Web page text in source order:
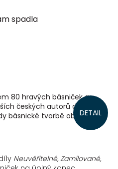
spadla
DETAIL
80 hravých básniček a
českých autorů dětské
básnické tvorbě obecně na
Neuvěřitelné, Zamilované,